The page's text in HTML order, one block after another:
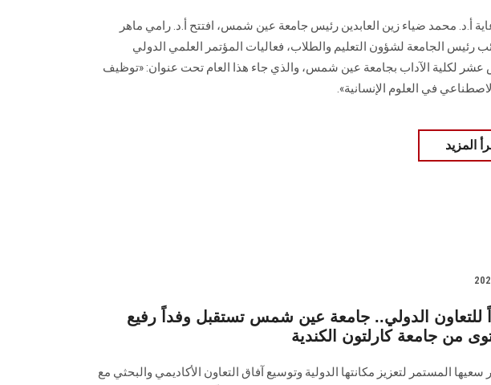
أ.د. محمد ضياء زين العابدين رئيس جامعة عين شمس، افتتح أ.د. رامي ماهر
رئيس الجامعة لشؤون التعليم والطلاب، فعاليات المؤتمر العلمي الدولي
عشر لكلية الآداب بجامعة عين شمس، والذي جاء هذا العام تحت عنوان: «توظيف
في العلوم الإنسانية».
المزيد
للتعاون الدولي.. جامعة عين شمس تستقبل وفداً رفيع
من جامعة كارلتون الكندية
المستمر لتعزيز مكانتها الدولية وتوسيع آفاق التعاون الأكاديمي والبحثي مع